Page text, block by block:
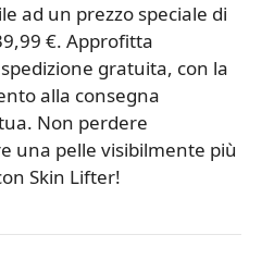
ad un prezzo speciale di
€. Approfitta
gratuita, con la
alla consegna
Non perdere
una pelle visibilmente più
Skin Lifter!